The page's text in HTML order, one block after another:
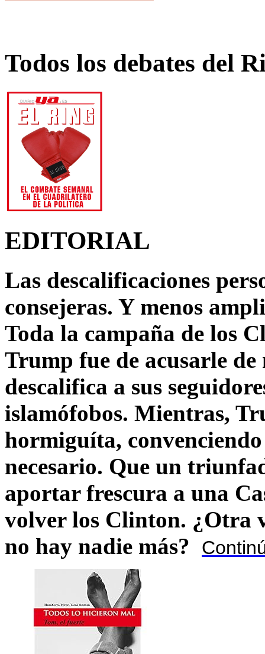
Todos los debates del
EDITORIAL
Las descalificaciones
consejeras. Y menos
Toda la campaña de los
Trump fue de acusarle
descalifica a sus
islamófobos. Mientras,
hormiguíta,
necesario. Que un
aportar frescura a una
volver los Clinton. ¿Otra
no hay nadie más?